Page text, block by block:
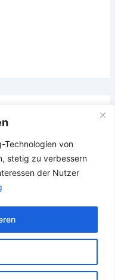
Technologien von
stetig zu verbessern
der Nutzer
werden.
Ubootfahrer e.V.